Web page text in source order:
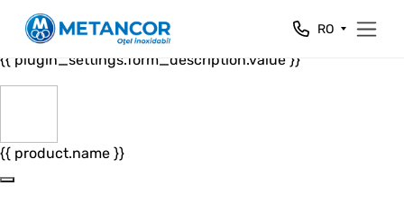
Close
{{ plugin_settings.form_header.value }}
{{ plugin_settings.form_description.value }}
{{ product.name }}
RO